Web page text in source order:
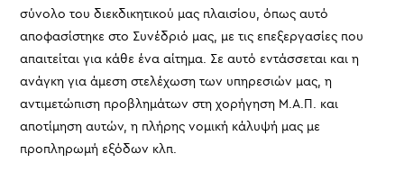
σύνολο του διεκδικητικού μας πλαισίου, όπως αυτό
αποφασίστηκε στο Συνέδριό μας, με τις επεξεργασίες που
απαιτείται για κάθε ένα αίτημα. Σε αυτό εντάσσεται και η
ανάγκη για άμεση στελέχωση των υπηρεσιών μας, η
αντιμετώπιση προβλημάτων στη χορήγηση Μ.Α.Π. και
αποτίμηση αυτών, η πλήρης νομική κάλυψή μας με
προπληρωμή εξόδων κλπ.